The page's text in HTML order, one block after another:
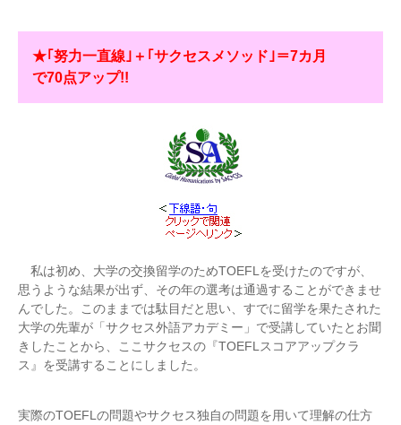
★｢努力一直線｣＋｢サクセスメソッド｣＝7カ月
で70点アップ!!
私は初め、大学の交換留学のためTOEFLを受けたのですが、
思うような結果が出ず、その年の選考は通過することができませ
んでした。このままでは駄目だと思い、すでに留学を果たされた
大学の先輩が「サクセス外語アカデミー」で受講していたとお聞
きしたことから、ここサクセスの『TOEFLスコアアップクラ
ス』を受講することにしました。
実際のTOEFLの問題やサクセス独自の問題を用いて理解の仕方